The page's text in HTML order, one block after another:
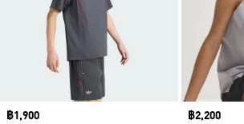
Price
฿1,900
Price
฿2,200